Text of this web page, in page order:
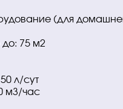
(для
75 м2
л/сут
м3/час